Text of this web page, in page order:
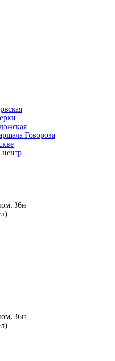
Говорова
36н
36н